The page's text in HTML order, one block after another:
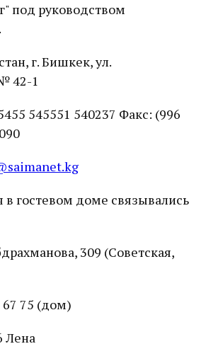
под руководством
г. Бишкек, ул.
42-1
545551 540237 Факс: (996
гостевом доме связывались
309 (Советская,
67 75 (дом)
Лена